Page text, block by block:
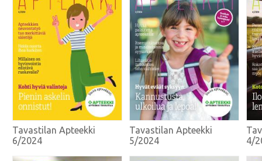
Tavastilan Apteekki
6/2024
Tavastilan Apteekki
5/2024
4/